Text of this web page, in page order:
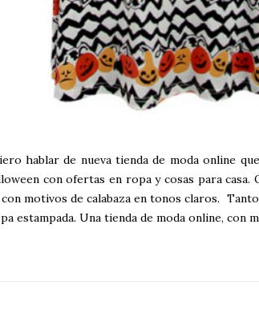
hablar de nueva tienda de moda online
con ofertas en ropa y cosas para
motivos de calabaza en tonos claros.
estampada. Una tienda de moda online, con